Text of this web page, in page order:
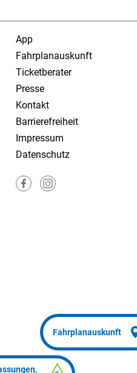
App
Fahrplanauskunft
Ticketberater
Presse
Kontakt
Barrierefreiheit
Impressum
Datenschutz